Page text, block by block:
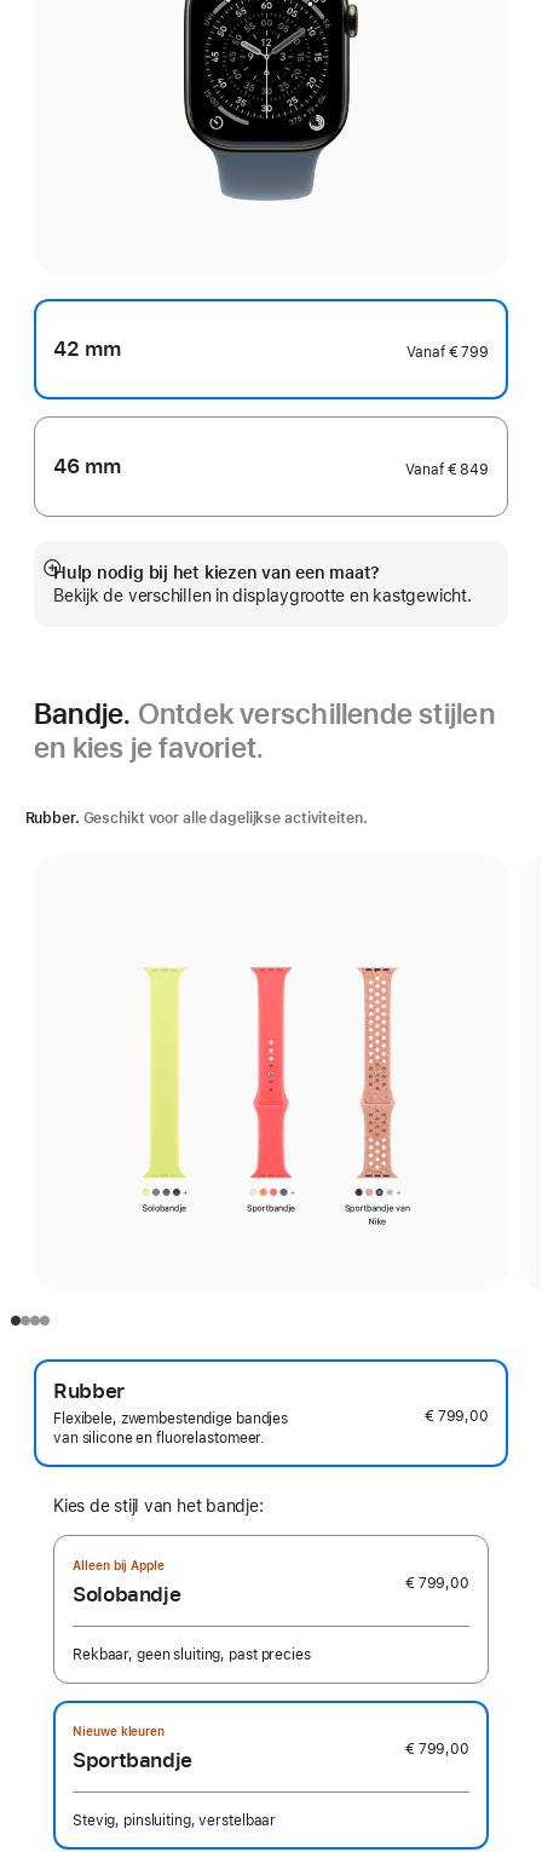
42 mm Vanaf € 799
46 mm Vanaf € 849
Hulp nodig bij het kiezen van een maat?
Bekijk de verschillen in displaygrootte en kastgewicht.
Meer
Bandje. Ontdek verschillende stijlen
en kies je favoriet.
Rubber. Geschikt voor alle dagelijkse activiteiten.
Rubber
Flexibele, zwembestendige bandjes
van silicone en fluorelastomeer.
€ 799,00
Kies de stijl van het bandje:
Alleen bij Apple
Solobandje € 799,00
Rekbaar, geen sluiting, past precies
Nieuwe kleuren
Sportbandje € 799,00
Stevig, pinsluiting, verstelbaar